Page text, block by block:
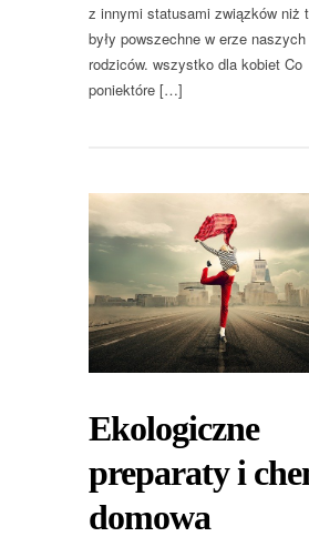
z innymi statusami związków niż
były powszechne w erze naszych
rodziców. wszystko dla kobiet Co
poniektóre […]
Ekologiczne
preparaty i
domowa